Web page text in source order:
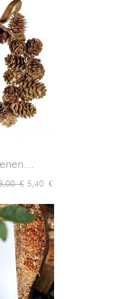
€ Preis
5,40 €